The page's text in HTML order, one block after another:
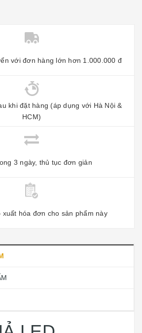
với đơn hàng lớn hơn 1.000.000 đ
khi đặt hàng (áp dụng với Hà Nội &
HCM)
3 ngày, thủ tục đơn giản
xuất hóa đơn cho sản phẩm này